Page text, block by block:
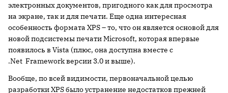
электронных документов, пригодного как для просмотра
на экране, так и для печати. Еще одна интересная
особенность формата XPS – то, что он является основой для
новой подсистемы печати Microsoft, которая впервые
появилось в Vista (плюс, она доступна вместе с
.Net Framework версии 3.0 и выше).
Вообще, по всей видимости, первоначальной целью
разработки XPS было устранение недостатков прежней